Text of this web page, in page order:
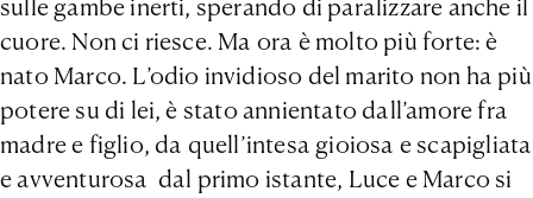
sulle gambe inerti, sperando di paralizzare anche il
cuore. Non ci riesce. Ma ora è molto più forte: è
nato Marco. L’odio invidioso del marito non ha più
potere su di lei, è stato annientato dall’amore fra
madre e figlio, da quell’intesa gioiosa e scapigliata
e avventurosa dal primo istante, Luce e Marco si